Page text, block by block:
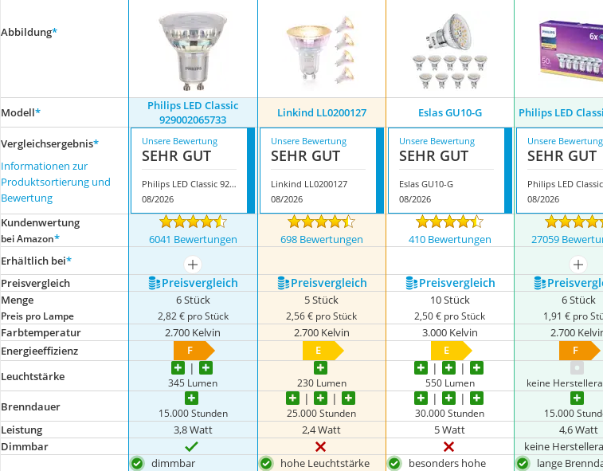
Abbildung*
Modell*
Philips LED Classic
929002065733
Linkind ‎LL0200127 Eslas GU10-G Philips LED
Vergleichsergebnis*
Informationen zur
Produktsortierung und
Bewertung
Unsere Bewertung
SEHR GUT
Philips LED Classic 929002065733
08/2026
Unsere Bewertung
SEHR GUT
Linkind ‎LL0200127
08/2026
Unsere Bewertung
SEHR GUT
Eslas GU10-G
08/2026
Unsere Bewertung
SEHR GUT
08/2026
Kundenwertung
bei Amazon* 6041 Bewertungen 698 Bewertungen 410 Bewertungen 27059
Erhältlich bei*
mehr anzeigen
mehr
Preis­vergleich
Preis­vergleich Preis­vergleich Preis­vergleich
Menge
Preis pro Lampe
6 Stück
2,82 € pro Stück
5 Stück
2,56 € pro Stück
10 Stück
2,50 € pro Stück
6 Stück
1,91 € pro
Farbtemperatur 2.700 Kelvin 2.700 Kelvin 3.000 Kelvin 2.700
Energieeffizienz
F E E F
Leuchtstärke
345 Lumen 230 Lumen 550 Lumen keine
Brenndauer 15.000 Stunden 25.000 Stunden 30.000 Stunden 15.000
Leistung 3,8 Watt 2,4 Watt 5 Watt 4,6 Watt
Dimmbar
keine
dimmbar
hohe Leuchtstärke
besonders hohe
lange